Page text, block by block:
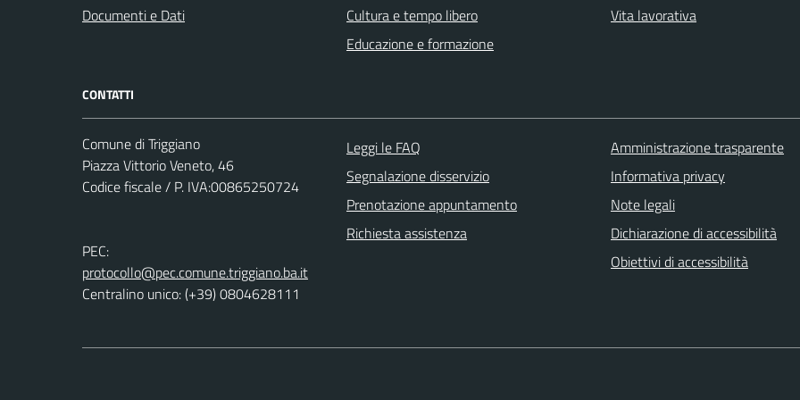
Documenti e Dati
Cultura e tempo libero
Educazione e formazione
Vita lavorativa
CONTATTI
Comune di Triggiano
Piazza Vittorio Veneto, 46
Codice fiscale / P. IVA:00865250724
PEC:
protocollo@pec.comune.triggiano.ba.it
Centralino unico: (+39) 0804628111
Leggi le FAQ
Segnalazione disservizio
Prenotazione appuntamento
Richiesta assistenza
Amministrazione trasparente
Informativa privacy
Note legali
Dichiarazione di accessibilità
Obiettivi di accessibilità